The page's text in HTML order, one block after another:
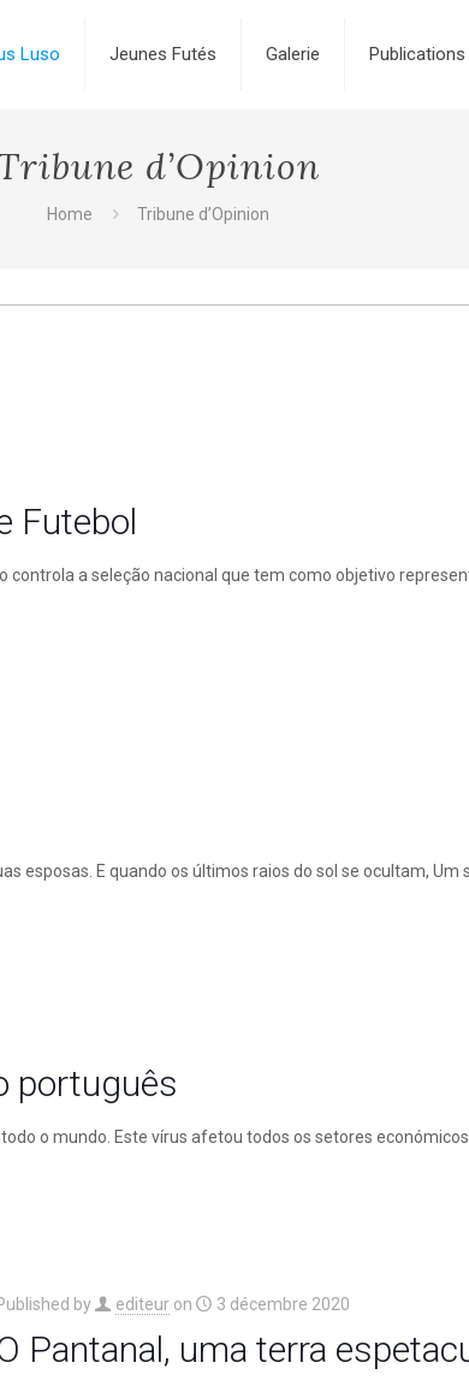
Luso Jeunes Futés Galerie Publications
d’Opinion
Home Tribune d’Opinion
Futebol
controla a seleção nacional que tem como objetivo
esposas. E quando os últimos raios do sol se ocultam, Um
português
o mundo. Este vírus afetou todos os setores
by editeur on 3 décembre 2020
Pantanal, uma terra